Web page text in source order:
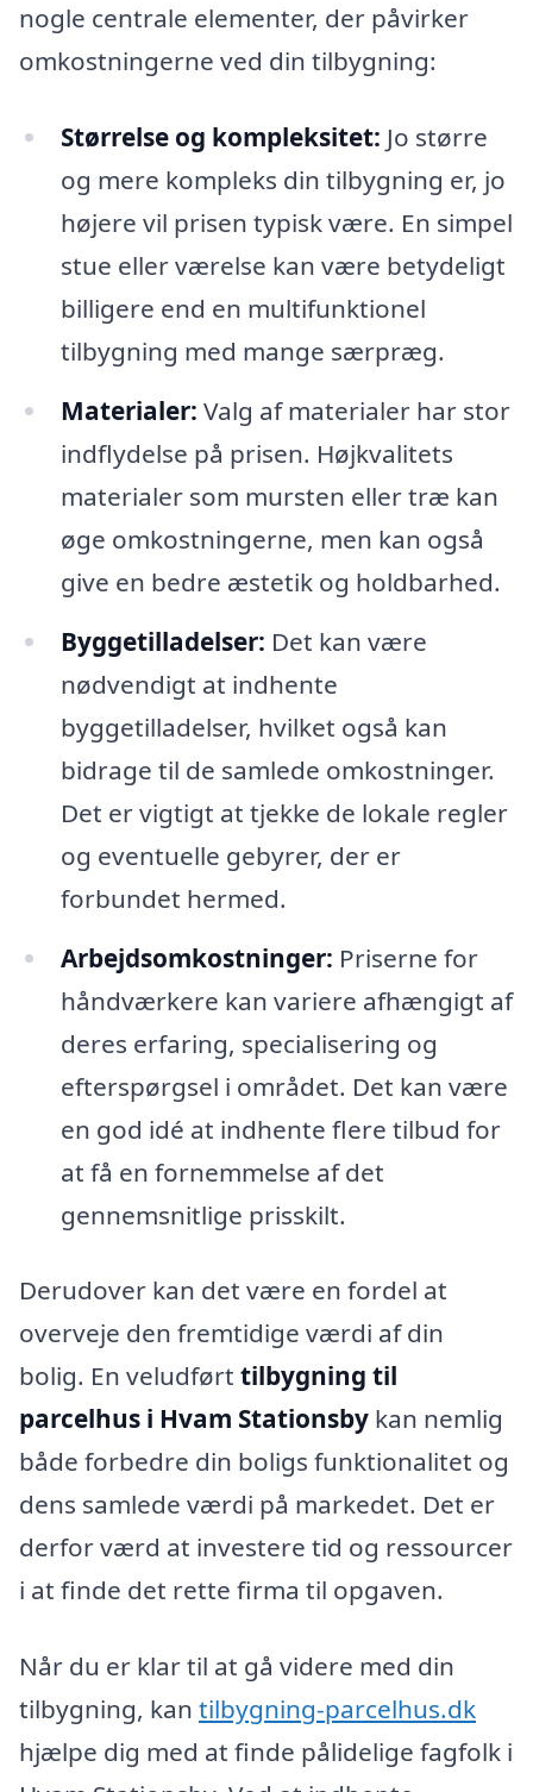
nogle centrale elementer, der påvirker
omkostningerne ved din tilbygning:
Størrelse og kompleksitet: Jo større
og mere kompleks din tilbygning er, jo
højere vil prisen typisk være. En simpel
stue eller værelse kan være betydeligt
billigere end en multifunktionel
tilbygning med mange særpræg.
Materialer: Valg af materialer har stor
indflydelse på prisen. Højkvalitets
materialer som mursten eller træ kan
øge omkostningerne, men kan også
give en bedre æstetik og holdbarhed.
Byggetilladelser: Det kan være
nødvendigt at indhente
byggetilladelser, hvilket også kan
bidrage til de samlede omkostninger.
Det er vigtigt at tjekke de lokale regler
og eventuelle gebyrer, der er
forbundet hermed.
Arbejdsomkostninger: Priserne for
håndværkere kan variere afhængigt af
deres erfaring, specialisering og
efterspørgsel i området. Det kan være
en god idé at indhente flere tilbud for
at få en fornemmelse af det
gennemsnitlige prisskilt.
Derudover kan det være en fordel at
overveje den fremtidige værdi af din
bolig. En veludført tilbygning til
parcelhus i Hvam Stationsby kan nemlig
både forbedre din boligs funktionalitet og
dens samlede værdi på markedet. Det er
derfor værd at investere tid og ressourcer
i at finde det rette firma til opgaven.
Når du er klar til at gå videre med din
tilbygning, kan tilbygning-parcelhus.dk
hjælpe dig med at finde pålidelige fagfolk i